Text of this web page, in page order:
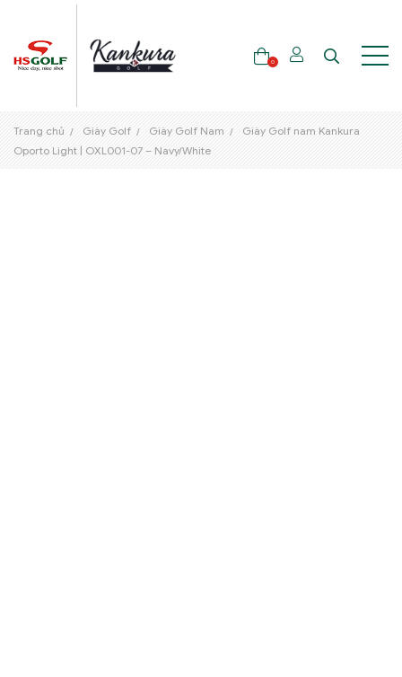
THƯƠNG HIỆU
0
Trang chủ Giày Golf Giày Golf Nam
Giày Golf nam Kankura
Oporto Light | OXL001-07 – Navy/White